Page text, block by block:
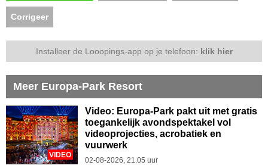
Corrigeer
Installeer de Looopings-app op je telefoon: klik hier
Meer Europa-Park Resort
VIDEO
Video: Europa-Park pakt uit met gratis
toegankelijk avondspektakel vol
videoprojecties, acrobatiek en
vuurwerk
02-08-2026, 21.05 uur